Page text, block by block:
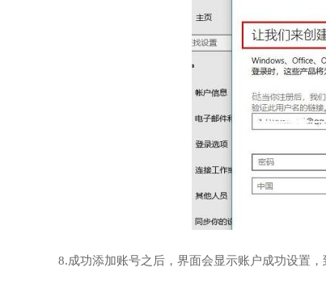
8.成功添加账号之后，界面会显示账户成功设置，